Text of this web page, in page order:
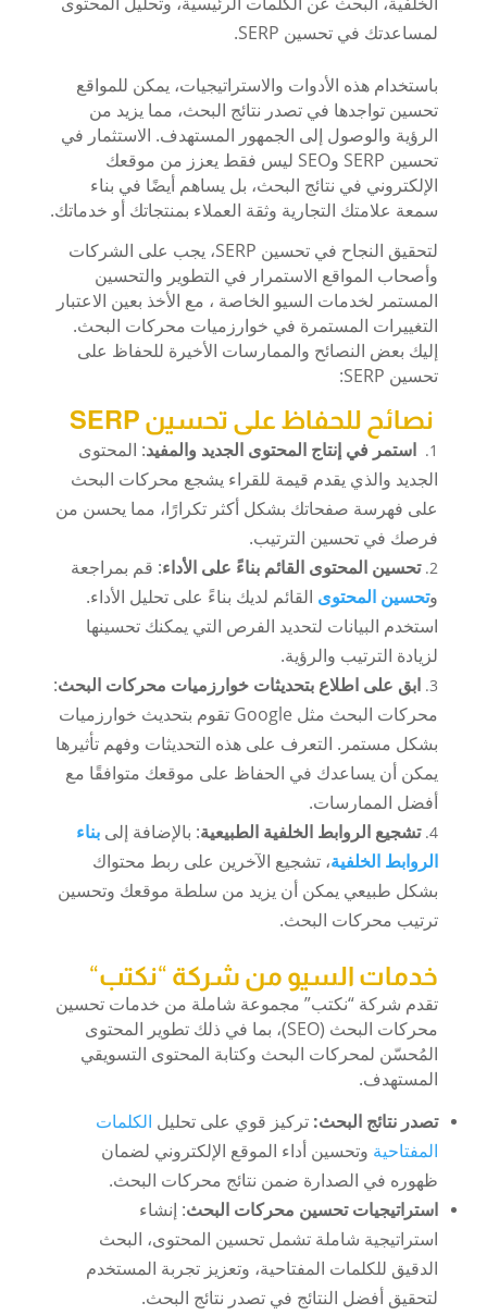
لمساعدتك في تحسين SERP.
باستخدام هذه الأدوات والاستراتيجيات، يمكن للمواقع
تحسين تواجدها في تصدر نتائج البحث، مما يزيد من
الرؤية والوصول إلى الجمهور المستهدف. الاستثمار في
تحسين SERP وSEO ليس فقط يعزز من موقعك
الإلكتروني في نتائج البحث، بل يساهم أيضًا في بناء
سمعة علامتك التجارية وثقة العملاء بمنتجاتك أو خدماتك.
لتحقيق النجاح في تحسين SERP، يجب على الشركات
وأصحاب المواقع الاستمرار في التطوير والتحسين
المستمر لخدمات السيو الخاصة ، مع الأخذ بعين الاعتبار
التغييرات المستمرة في خوارزميات محركات البحث.
إليك بعض النصائح والممارسات الأخيرة للحفاظ على
تحسين SERP:
نصائح للحفاظ على تحسين SERP
استمر في إنتاج المحتوى الجديد والمفيد: المحتوى
الجديد والذي يقدم قيمة للقراء يشجع محركات البحث
على فهرسة صفحاتك بشكل أكثر تكرارًا، مما يحسن من
فرصك في تحسين الترتيب.
تحسين المحتوى القائم بناءً على الأداء: قم بمراجعة
وتحسين المحتوى القائم لديك بناءً على تحليل الأداء.
استخدم البيانات لتحديد الفرص التي يمكنك تحسينها
لزيادة الترتيب والرؤية.
ابق على اطلاع بتحديثات خوارزميات محركات البحث:
محركات البحث مثل Google تقوم بتحديث خوارزميات
بشكل مستمر. التعرف على هذه التحديثات وفهم تأثيرها
يمكن أن يساعدك في الحفاظ على موقعك متوافقًا مع
أفضل الممارسات.
تشجيع الروابط الخلفية الطبيعية: بالإضافة إلى بناء
الروابط الخلفية، تشجيع الآخرين على ربط محتواك
بشكل طبيعي يمكن أن يزيد من سلطة موقعك وتحسين
ترتيب محركات البحث.
خدمات السيو من شركة “نكتب“
تقدم شركة “نكتب” مجموعة شاملة من خدمات تحسين
محركات البحث (SEO)، بما في ذلك تطوير المحتوى
المُحسّن لمحركات البحث وكتابة المحتوى التسويقي
المستهدف.
تصدر نتائج البحث: تركيز قوي على تحليل الكلمات
المفتاحية وتحسين أداء الموقع الإلكتروني لضمان
ظهوره في الصدارة ضمن نتائج محركات البحث.
استراتيجيات تحسين محركات البحث: إنشاء
استراتيجية شاملة تشمل تحسين المحتوى، البحث
الدقيق للكلمات المفتاحية، وتعزيز تجربة المستخدم
لتحقيق أفضل النتائج في تصدر نتائج البحث.